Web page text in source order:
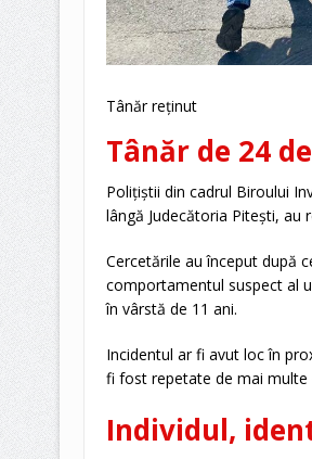
Tânăr reținut
Tânăr de 24
Polițiștii din cadrul Biroului
lângă Judecătoria Pitești, au
Cercetările au început după
comportamentul suspect al
în vârstă de 11 ani.
Incidentul ar fi avut loc în
fi fost repetate de mai multe
Individul,